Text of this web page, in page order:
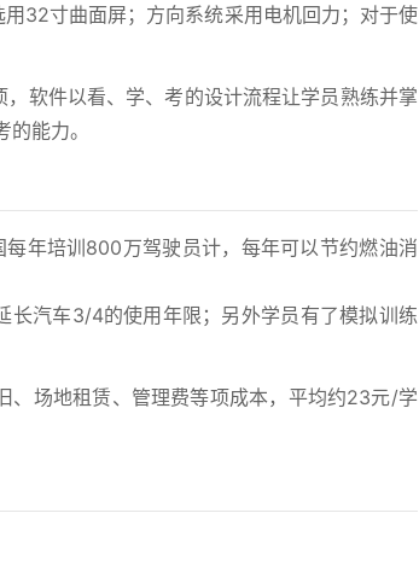
32寸曲面屏；方向系统采用电机回力；对于使
软件以看、学、考的设计流程让学员熟练并掌
能力。
年培训800万驾驶员计，每年可以节约燃油消
汽车3/4的使用年限；另外学员有了模拟训练
、场地租赁、管理费等项成本，平均约23元/学